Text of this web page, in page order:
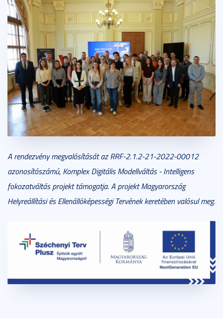
A rendezvény megvalósítását az RRF-2.1.2-21-2022-00012
azonosítószámú, Komplex Digitális Modellváltás - Intelligens
fokozatváltás projekt támogatja. A projekt Magyarország
Helyreállítási és Ellenállóképességi Tervének keretében valósul meg.